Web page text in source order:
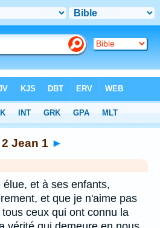
2 Jean 1 ►
et à ses enfants,
et que je n'aime pas
ceux qui ont connu la